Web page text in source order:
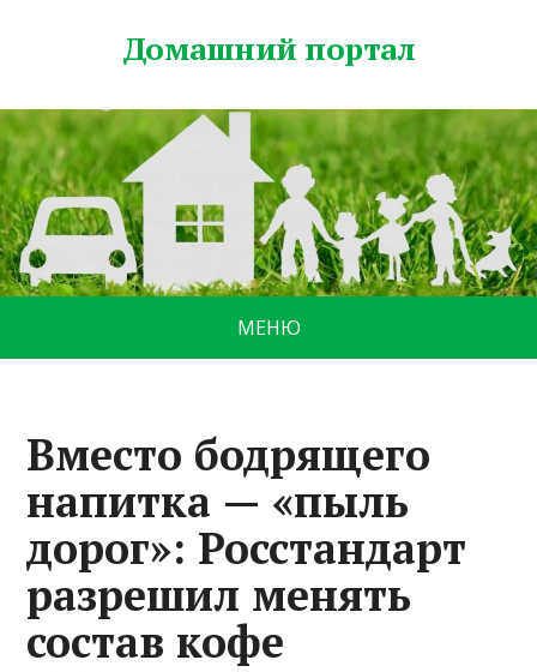
Домашний портал
МЕНЮ
Вместо бодрящего
напитка — «пыль
дорог»: Росстандарт
разрешил менять
состав кофе